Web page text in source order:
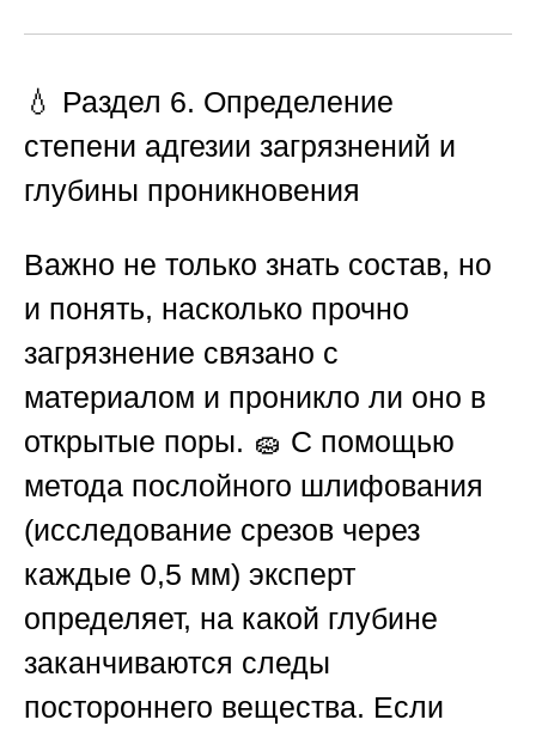
💧 Раздел 6. Определение
степени адгезии загрязнений и
глубины проникновения
Важно не только знать состав, но
и понять, насколько прочно
загрязнение связано с
материалом и проникло ли оно в
открытые поры. 🧽 С помощью
метода послойного шлифования
(исследование срезов через
каждые 0,5 мм) эксперт
определяет, на какой глубине
заканчиваются следы
постороннего вещества. Если